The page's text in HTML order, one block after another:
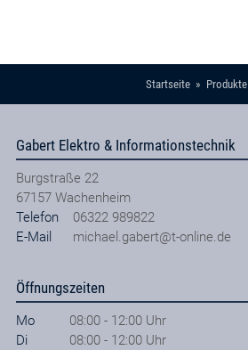
Startseite Produkte
Gabert Elektro & Informationstechnik
Burgstraße 22
67157 Wachenheim
Telefon
06322 989822
E-Mail
michael.gabert@t-online.de
Öffnungszeiten
Mo
08:00 - 12:00 Uhr
Di
08:00 - 12:00 Uhr